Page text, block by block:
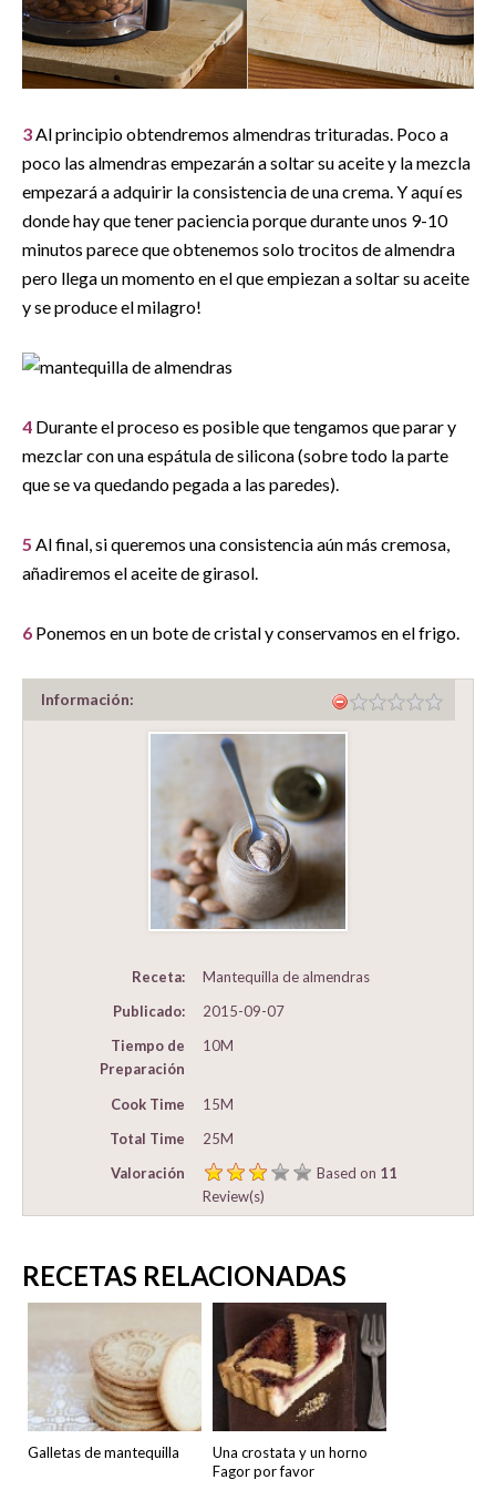
3Al principio obtendremos almendras trituradas. Poco a
poco las almendras empezarán a soltar su aceite y la mezcla
empezará a adquirir la consistencia de una crema. Y aquí es
donde hay que tener paciencia porque durante unos 9-10
minutos parece que obtenemos solo trocitos de almendra
pero llega un momento en el que empiezan a soltar su aceite
y se produce el milagro!
4 Durante el proceso es posible que tengamos que parar y
mezclar con una espátula de silicona (sobre todo la parte
que se va quedando pegada a las paredes).
5 Al final, si queremos una consistencia aún más cremosa,
añadiremos el aceite de girasol.
6 Ponemos en un bote de cristal y conservamos en el frigo.
Información:
Receta:
Mantequilla de almendras
Publicado:
2015-09-07
Tiempo de
Preparación
10M
Cook Time
15M
Total Time
25M
Valoración
Based on 11
Review(s)
RECETAS RELACIONADAS
Galletas de mantequilla
Una crostata y un horno
Fagor por favor